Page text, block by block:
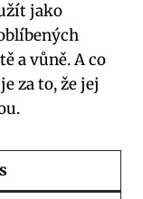
jako
a vůně. A co
za to, že jej